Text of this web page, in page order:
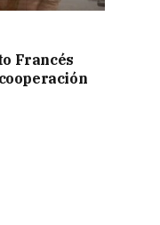
Francés